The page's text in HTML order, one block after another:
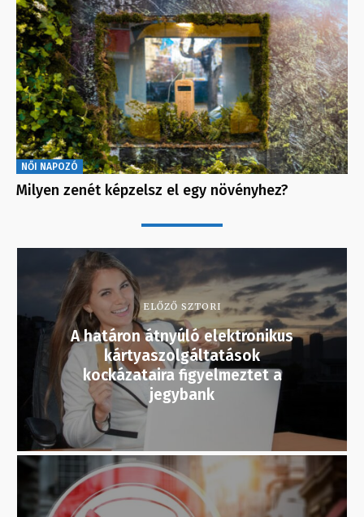
NŐI NAPOZÓ
Milyen zenét képzelsz el egy növényhez?
ELŐZŐ SZTORI
A határon átnyúló elektronikus
kártyaszolgáltatások
kockázataira figyelmeztet a
jegybank